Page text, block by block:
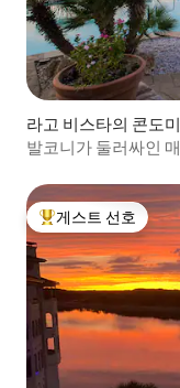
라고 비스타의 콘도
발코니가 둘러싸인
상위 게스트 선호
게스트 선호